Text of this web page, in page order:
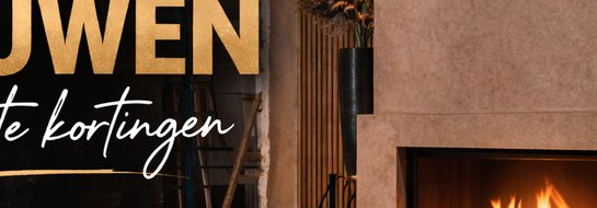
€ 2.199,00
BEKIJKEN BEKIJKEN